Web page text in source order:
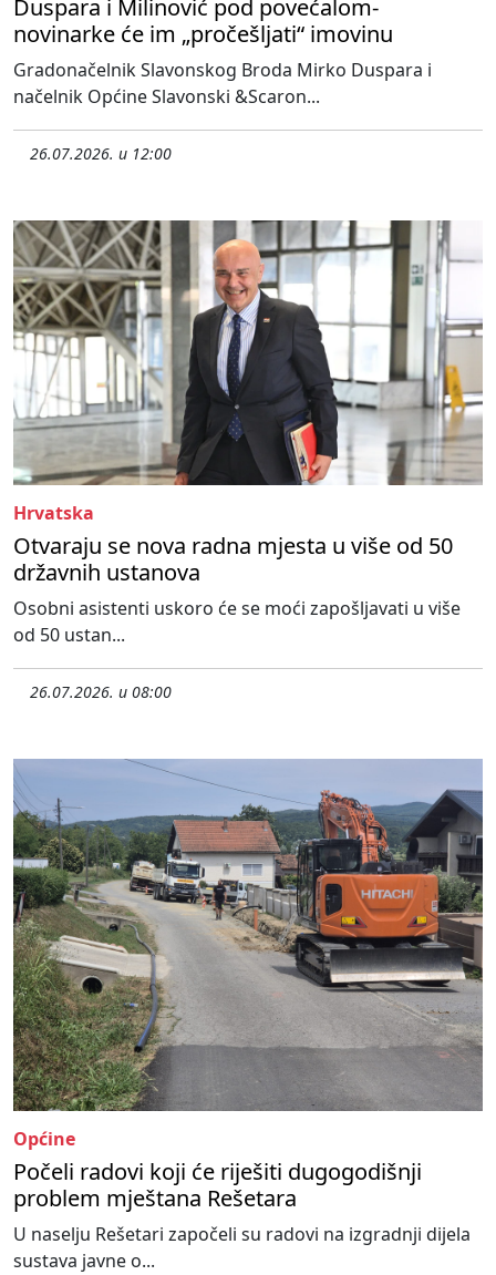
Duspara i Milinović pod povećalom-
novinarke će im „pročešljati“ imovinu
Gradonačelnik Slavonskog Broda Mirko Duspara i
načelnik Općine Slavonski &Scaron...
26.07.2026. u 12:00
Hrvatska
Otvaraju se nova radna mjesta u više od 50
državnih ustanova
Osobni asistenti uskoro će se moći zapošljavati u više
od 50 ustan...
26.07.2026. u 08:00
Općine
Počeli radovi koji će riješiti dugogodišnji
problem mještana Rešetara
U naselju Rešetari započeli su radovi na izgradnji dijela
sustava javne o...